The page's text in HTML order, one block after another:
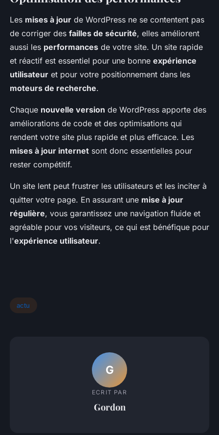
Les mises à jour de WordPress ne se contentent pas
de corriger des failles de sécurité, elles améliorent
aussi les performances de votre site. Un site rapide
et réactif est essentiel pour une bonne expérience
utilisateur et pour votre positionnement dans les
moteurs de recherche.
Chaque nouvelle version de WordPress apporte des
améliorations de code et des optimisations qui
rendent votre site plus rapide et plus efficace. Les
mises à jour internet sont donc essentielles pour
rester compétitif.
Un site lent peut frustrer les utilisateurs et les inciter à
quitter votre page. En assurant une mise à jour
régulière, vous garantissez une navigation fluide et
agréable pour vos visiteurs, ce qui est bénéfique pour
l'expérience utilisateur.
actu
G
ECRIT PAR
Gordon